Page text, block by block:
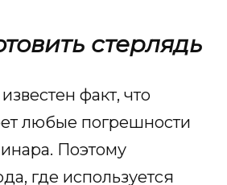
стерлядь
факт, что
любые погрешности
Поэтому
где используется